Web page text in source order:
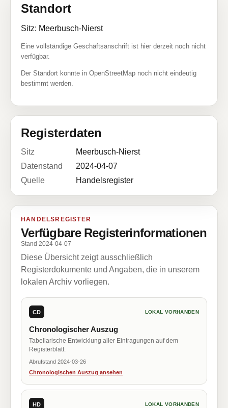
Standort
Sitz: Meerbusch-Nierst
Eine vollständige Geschäftsanschrift ist hier derzeit noch nicht
verfügbar.
Der Standort konnte in OpenStreetMap noch nicht eindeutig
bestimmt werden.
Registerdaten
Sitz
Meerbusch-Nierst
Datenstand
2024-04-07
Quelle
Handelsregister
HANDELSREGISTER
Verfügbare Registerinformationen
Stand 2024-04-07
Diese Übersicht zeigt ausschließlich
Registerdokumente und Angaben, die in unserem
lokalen Archiv vorliegen.
CD LOKAL VORHANDEN
Chronologischer Auszug
Tabellarische Entwicklung aller Eintragungen auf dem
Registerblatt.
Abrufstand 2024-03-26
Chronologischen Auszug ansehen
HD LOKAL VORHANDEN